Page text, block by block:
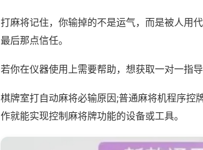
打麻将记住，你输掉的不是运气，而是被人用
最后那点信任。
若你在仪器使用上需要帮助，想获取一对一指
棋牌室打自动麻将必输原因;普通麻将机程序控
作就能实现控制麻将牌功能的设备或工具。